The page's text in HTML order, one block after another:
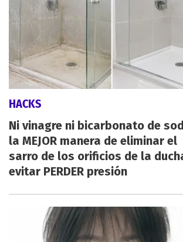
HACKS
Ni vinagre ni bicarbonato de
la MEJOR manera de eliminar el
sarro de los orificios de la
evitar PERDER presión